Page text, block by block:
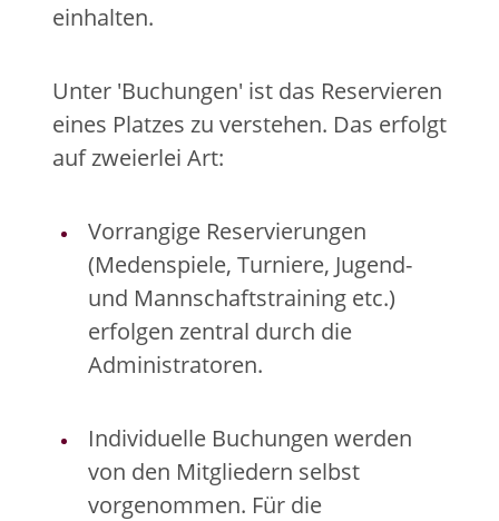
einhalten.
Unter 'Buchungen' ist das Reservieren
eines Platzes zu verstehen. Das erfolgt
auf zweierlei Art:
Vorrangige Reservierungen
(Medenspiele, Turniere, Jugend-
und Mannschaftstraining etc.)
erfolgen zentral durch die
Administratoren.
Individuelle Buchungen werden
von den Mitgliedern selbst
vorgenommen. Für die